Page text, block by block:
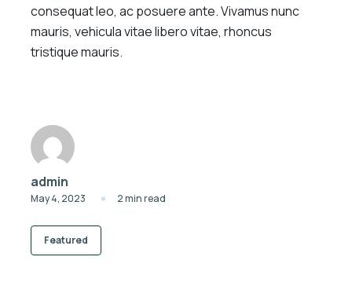
consequat leo, ac posuere ante. Vivamus nunc
mauris, vehicula vitae libero vitae, rhoncus
tristique mauris.
admin
May 4, 2023 2 min read
Featured